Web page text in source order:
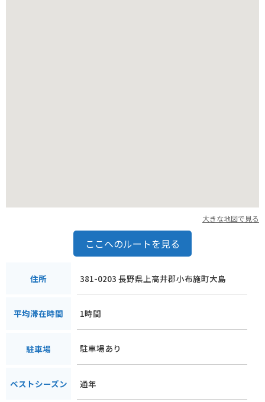
大きな地図で見る
ここへのルートを見る
住所 381-0203 長野県上高井郡小布施町大島
平均滞在時間 1時間
駐車場 駐車場あり
ベストシーズン 通年